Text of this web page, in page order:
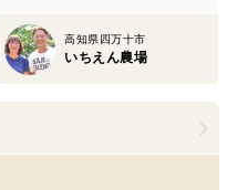
高知県四万十市
いちえん農場